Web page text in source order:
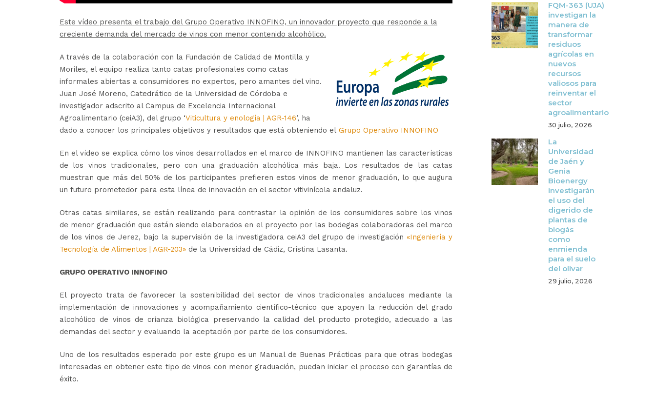
Este vídeo presenta el trabajo del Grupo Operativo INNOFINO, un innovador proyecto que responde a la
creciente demanda del mercado de vinos con menor contenido alcohólico.
A través de la colaboración con la Fundación de Calidad de Montilla y
Moriles, el equipo realiza tanto catas profesionales como catas
informales abiertas a consumidores no expertos, pero amantes del vino.
Juan José Moreno, Catedrático de la Universidad de Córdoba e
investigador adscrito al Campus de Excelencia Internacional
Agroalimentario (ceiA3), del grupo ‘Viticultura y enología | AGR-146’, ha
dado a conocer los principales objetivos y resultados que está obteniendo el Grupo Operativo INNOFINO
En el vídeo se explica cómo los vinos desarrollados en el marco de INNOFINO mantienen las características
de los vinos tradicionales, pero con una graduación alcohólica más baja. Los resultados de las catas
muestran que más del 50% de los participantes prefieren estos vinos de menor graduación, lo que augura
un futuro prometedor para esta línea de innovación en el sector vitivinícola andaluz.
Otras catas similares, se están realizando para contrastar la opinión de los consumidores sobre los vinos
de menor graduación que están siendo elaborados en el proyecto por las bodegas colaboradoras del marco
de los vinos de Jerez, bajo la supervisión de la investigadora ceiA3 del grupo de investigación «Ingeniería y
Tecnología de Alimentos | AGR-203» de la Universidad de Cádiz, Cristina Lasanta.
GRUPO OPERATIVO INNOFINO
El proyecto trata de favorecer la sostenibilidad del sector de vinos tradicionales andaluces mediante la
implementación de innovaciones y acompañamiento científico-técnico que apoyen la reducción del grado
alcohólico de vinos de crianza biológica preservando la calidad del producto protegido, adecuado a las
demandas del sector y evaluando la aceptación por parte de los consumidores.
Uno de los resultados esperado por este grupo es un Manual de Buenas Prácticas para que otras bodegas
interesadas en obtener este tipo de vinos con menor graduación, puedan iniciar el proceso con garantías de
éxito.
FQM-363 (UJA)
investigan la
manera de
transformar
residuos
agrícolas en
nuevos
recursos
valiosos para
reinventar el
sector
agroalimentario
30 julio, 2026
La
Universidad
de Jaén y
Genia
Bioenergy
investigarán
el uso del
digerido de
plantas de
biogás
como
enmienda
para el suelo
del olivar
29 julio, 2026